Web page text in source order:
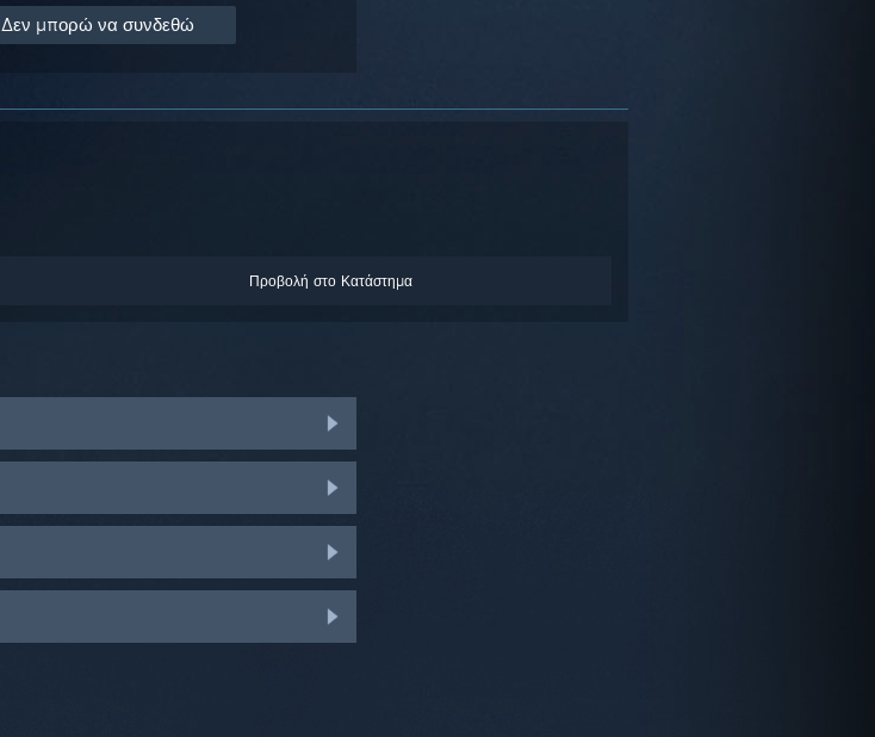
Δεν μπορώ να συνδεθώ
Προβολή στο Κατάστημα